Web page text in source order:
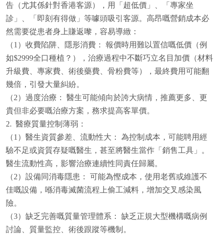
告（尤其係針對香港客源），用「超低價」、「專家坐
診」、「即刻有得做」等噱頭吸引客源。高昂嘅營銷成本必
然需要從患者身上賺返嚟，容易導緻：
（1）收費陷阱、隱形消費： 報價時用難以置信嘅低價（例
如$2999全口種植？），治療過程中不斷巧立名目加價（材料
升級費、專家費、術後藥費、骨粉費等），最終費用可能翻
幾倍，引發大量糾紛。
（2）過度治療： 醫生可能傾向於誇大病情，推薦更多、更
貴但非必要嘅治療方案，務求提高客單價。
2. 醫療質量控制薄弱：
（1）醫生資質參差、流動性大： 為控制成本，可能聘用經
驗不足或資質存疑嘅醫生，甚至將醫生當作「銷售工具」。
醫生流動性高，影響治療連續性同責任歸屬。
（2）設備同消毒隱患： 可能為慳成本，使用老舊或維護不
佳嘅設備，喺消毒滅菌流程上偷工減料，增加交叉感染風
險。
（3）缺乏完善嘅質量管理體系： 缺乏正規大型機構嘅病例
討論、質量監控、術後跟蹤等機制。